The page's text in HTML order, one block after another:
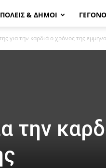
ΠΟΛΕΙΣ & ΔΗΜΟΙ
για την καρδιά ο χρόνος της
την